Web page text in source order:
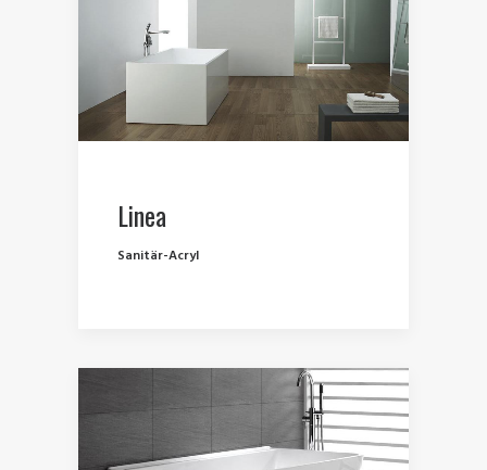
Linea
Sanitär-Acryl